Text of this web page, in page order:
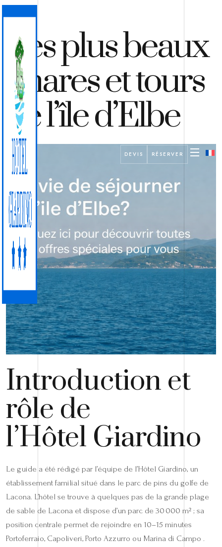
RÉSERVER
DEVIS
Les plus beaux
phares et tours
de l’île d’Elbe
Introduction et
rôle de
l’Hôtel Giardino
Le guide a été rédigé par l’équipe de l’Hôtel Giardino, un
établissement familial situé dans le parc de pins du golfe de
Lacona. L’hôtel se trouve à quelques pas de la grande plage
de sable de Lacona et dispose d’un parc de 30 000 m² ; sa
position centrale permet de rejoindre en 10–15 minutes
Portoferraio, Capoliveri, Porto Azzurro ou Marina di Campo .